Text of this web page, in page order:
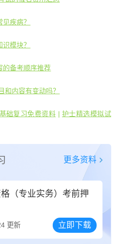
疾病？
模块？
的备考顺序推荐
和内容有变动吗？
础复习免费资料 | 护士精选模拟试
更多资料
（专业实务）考前押
更新 立即下载